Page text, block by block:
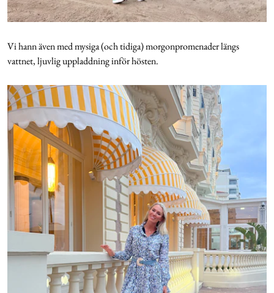
Vi hann även med mysiga (och tidiga) morgonpromenader längs
vattnet, ljuvlig uppladdning inför hösten.